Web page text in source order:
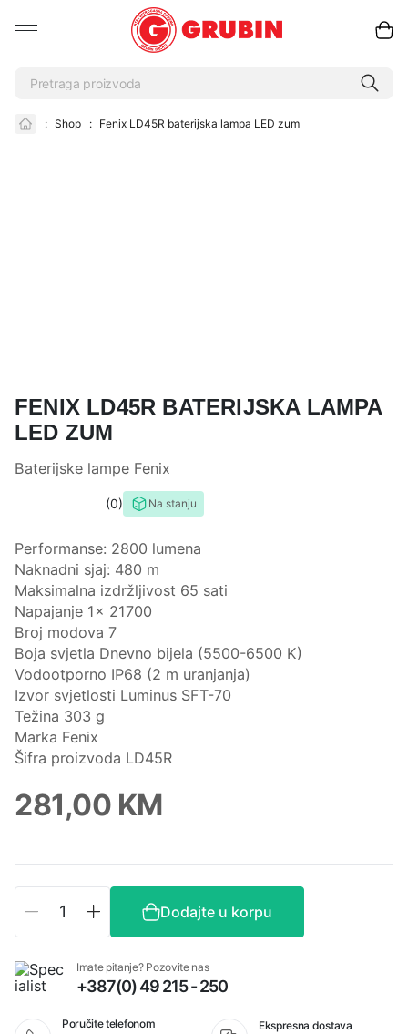
: Shop : Fenix LD45R baterijska lampa LED zum
FENIX LD45R BATERIJSKA LAMPA
LED ZUM
Baterijske lampe Fenix
0 Na stanju
281,00 KM
Performanse: 2800 lumena
Naknadni sjaj: 480 m
Maksimalna izdržljivost 65 sati
Napajanje 1x 21700
Broj modova 7
Boja svjetla Dnevno bijela (5500-6500 K)
Vodootporno IP68 (2 m uranjanja)
Izvor svjetlosti Luminus SFT-70
Težina 303 g
Marka Fenix
​​Šifra proizvoda LD45R
LD45R
baterijska
LED
zum
Dodajte u korpu
Imate pitanje? Pozovite nas
+387(0) 49 215 - 250
Poručite telefonom Ekspresna dostava